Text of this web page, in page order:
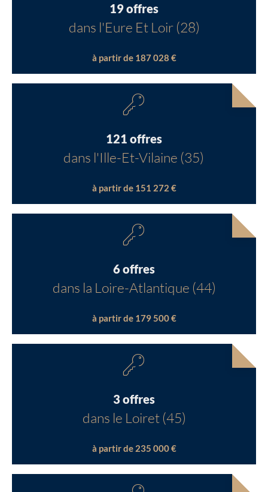
19 offres
dans l'Eure Et Loir (28)
à partir de 187 028 €
121 offres
dans l'Ille-Et-Vilaine (35)
à partir de 151 272 €
6 offres
dans la Loire-Atlantique (44)
à partir de 179 500 €
3 offres
dans le Loiret (45)
à partir de 235 000 €